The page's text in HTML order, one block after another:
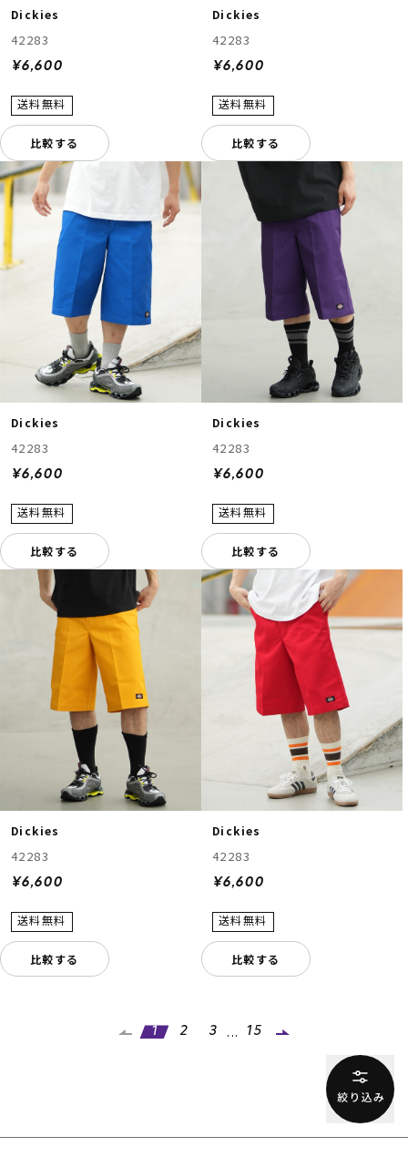
Dickies
42283
¥6,600
比較する
Dickies
42283
¥6,600
比較する
Dickies
42283
¥6,600
比較する
Dickies
42283
¥6,600
比較する
Dickies
42283
¥6,600
比較する
Dickies
42283
¥6,600
比較する
1 2 3 ... 15